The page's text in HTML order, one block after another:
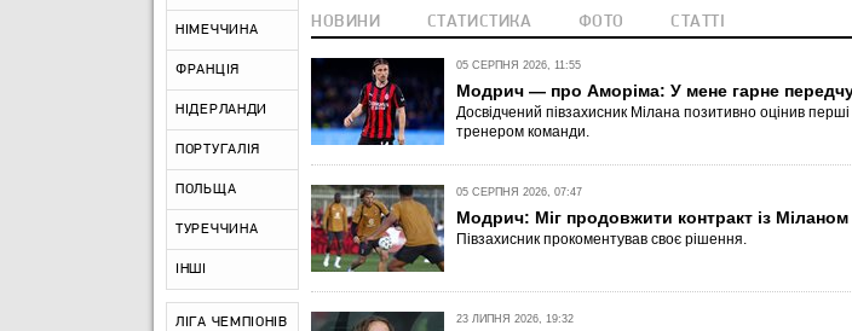
НІМЕЧЧИНА
ФРАНЦІЯ
НІДЕРЛАНДИ
ПОРТУГАЛІЯ
ПОЛЬЩА
ТУРЕЧЧИНА
ІНШІ
ЛІГА ЧЕМПІОНІВ
НОВИНИ СТАТИСТИКА ФОТО СТАТТІ
05 СЕРПНЯ 2026, 11:55
Модрич — про Аморіма: У мене гарне
Досвідчений півзахисник Мілана позитивно оцінив
тренером команди.
05 СЕРПНЯ 2026, 07:47
Модрич: Міг продовжити контракт із Міланом
Півзахисник прокоментував своє рішення.
23 ЛИПНЯ 2026, 19:32